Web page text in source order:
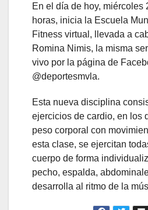
En el día de hoy, miércoles
horas, inicia la Escuela
Fitness virtual, llevada a
Romina Nimis, la misma
vivo por la página de
@deportesmvla.
Esta nueva disciplina
ejercicios de cardio, en los
peso corporal con
esta clase, se ejercitan
cuerpo de forma
pecho, espalda,
desarrolla al ritmo de la